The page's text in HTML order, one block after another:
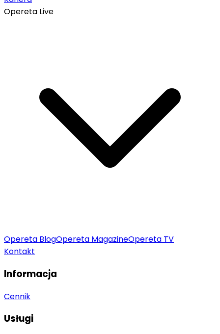
Opereta Live
Opereta BlogOpereta MagazineOpereta TV
Kontakt
Informacja
Cennik
Usługi